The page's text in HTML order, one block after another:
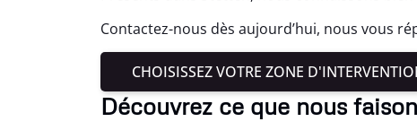
Contactez-nous dès aujourd’hui, nous vous
CHOISISSEZ VOTRE ZONE
Découvrez ce que nous